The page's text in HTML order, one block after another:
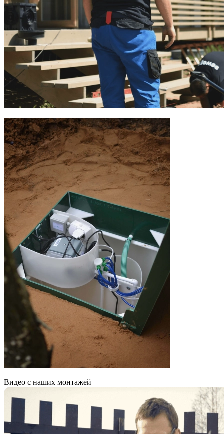
Видео с наших монтажей